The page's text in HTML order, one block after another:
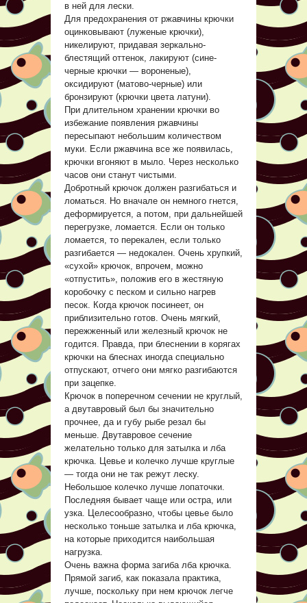
в ней для лески.
Для предохранения от ржавчины крючки
оцинковывают (луженые крючки),
никелируют, придавая зеркально-
блестящий оттенок, лакируют (сине-
черные крючки — вороненые),
оксидируют (матово-черные) или
бронзируют (крючки цвета латуни).
При длительном хранении крючки во
избежание появления ржавчины
пересыпают небольшим количеством
муки. Если ржавчина все же появилась,
крючки вгоняют в мыло. Через несколько
часов они станут чистыми.
Добротный крючок должен разгибаться и
ломаться. Но вначале он немного гнется,
деформируется, а потом, при дальнейшей
перегрузке, ломается. Если он только
ломается, то перекален, если только
разгибается — недокален. Очень хрупкий,
«сухой» крючок, впрочем, можно
«отпустить», положив его в жестяную
коробочку с песком и сильно нагрев
песок. Когда крючок посинеет, он
приблизительно готов. Очень мягкий,
пережженный или железный крючок не
годится. Правда, при блеснении в корягах
крючки на блеснах иногда специально
отпускают, отчего они мягко разгибаются
при зацепке.
Крючок в поперечном сечении не круглый,
а двутавровый был бы значительно
прочнее, да и губу рыбе резал бы
меньше. Двутавровое сечение
желательно только для затылка и лба
крючка. Цевье и колечко лучше круглые
— тогда они не так режут леску.
Небольшое колечко лучше лопаточки.
Последняя бывает чаще или остра, или
узка. Целесообразно, чтобы цевье было
несколько тоньше затылка и лба крючка,
на которые приходится наибольшая
нагрузка.
Очень важна форма загиба лба крючка.
Прямой загиб, как показала практика,
лучше, поскольку при нем крючок легче